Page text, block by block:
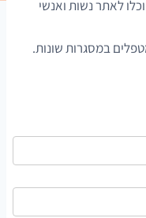
לאתר נשות ואנשי
במסגרות שונות.